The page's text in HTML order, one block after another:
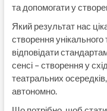
та допомогати у
Який результат нас
створення
відповідати
сенсі – створення у
театральних
автономно.